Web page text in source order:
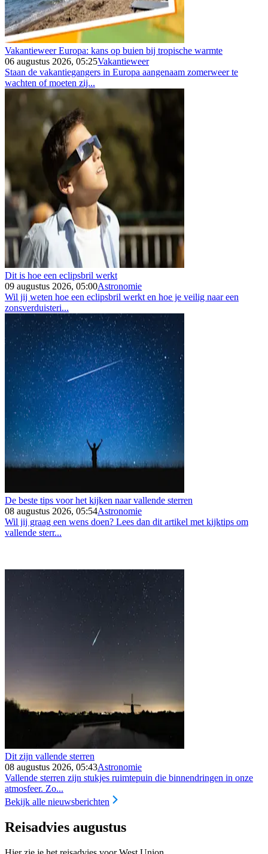
Vakantieweer Europa: kans op buien bij tropische warmte
06 augustus 2026, 05:25Vakantieweer
Staan de vakantiegangers in Europa aangenaam zomerweer te
wachten of moeten zij...
Dit is hoe een eclipsbril werkt
09 augustus 2026, 05:00Astronomie
Wil jij weten hoe een eclipsbril werkt en hoe je veilig naar een
zonsverduisteri...
De beste tips voor het kijken naar vallende sterren
08 augustus 2026, 05:54Astronomie
Wil jij graag een wens doen? Lees dan dit artikel met kijktips om
vallende sterr...
Dit zijn vallende sterren
08 augustus 2026, 05:43Astronomie
Vallende sterren zijn stukjes ruimtepuin die binnendringen in onze
atmosfeer. Zo...
Bekijk alle nieuwsberichten
Reisadvies augustus